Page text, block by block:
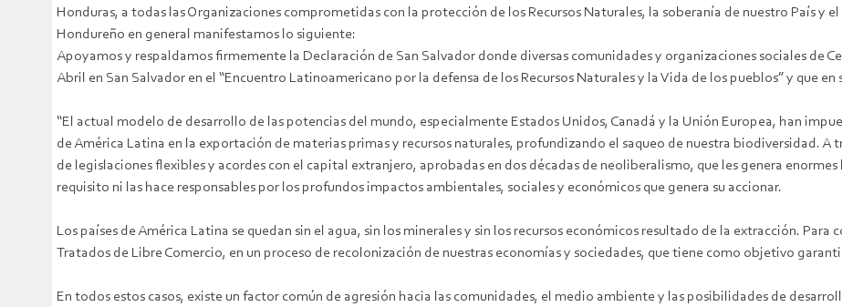
Honduras, a todas las Organizaciones comprometidas con la protección de los Recursos Naturales, la soberanía de nuestro País y
Hondureño en general manifestamos lo siguiente:
Apoyamos y respaldamos firmemente la Declaración de San Salvador donde diversas comunidades y organizaciones sociales de
Abril en San Salvador en el “Encuentro Latinoamericano por la defensa de los Recursos Naturales y la Vida de los pueblos” y que en
“El actual modelo de desarrollo de las potencias del mundo, especialmente Estados Unidos, Canadá y la Unión Europea, han
de América Latina en la exportación de materias primas y recursos naturales, profundizando el saqueo de nuestra biodiversidad. A
de legislaciones flexibles y acordes con el capital extranjero, aprobadas en dos décadas de neoliberalismo, que les genera
requisito ni las hace responsables por los profundos impactos ambientales, sociales y económicos que genera su accionar.
Los países de América Latina se quedan sin el agua, sin los minerales y sin los recursos económicos resultado de la extracción.
Tratados de Libre Comercio, en un proceso de recolonización de nuestras economías y sociedades, que tiene como objetivo
En todos estos casos, existe un factor común de agresión hacia las comunidades, el medio ambiente y las posibilidades de